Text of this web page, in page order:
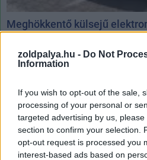
zoldpalya.hu - Do Not
Information
If you wish to opt-out of the sale,
processing of your personal or
targeted advertising by us,
section to confirm your selection.
opt-out request is processed you
interest-based ads based on
Meghökkentő külsejű
Citroën
| 2023.03.24 17:29
A francia márka igyekszik